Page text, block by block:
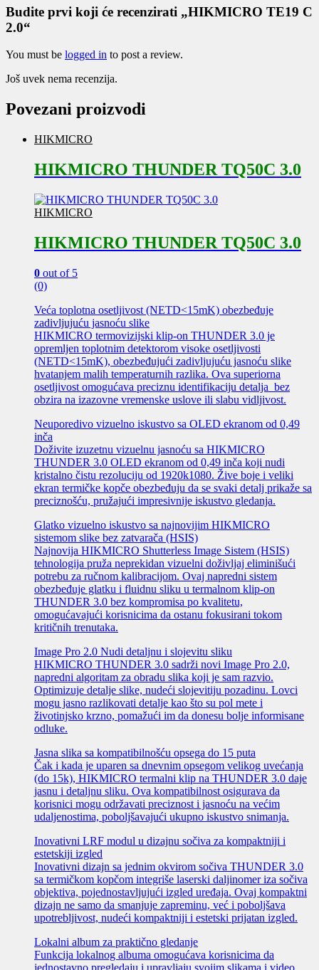
Budite prvi koji će recenzirati „HIKMICRO TE19 C
2.0“
You must be logged in to post a review.
Još uvek nema recenzija.
Povezani proizvodi
HIKMICRO
HIKMICRO THUNDER TQ50C 3.0
HIKMICRO
HIKMICRO THUNDER TQ50C 3.0
0 out of 5
(0)
Veća toplotna osetljivost (NETD<15mK) obezbeđuje
zadivljujuću jasnoću slike
HIKMICRO termovizijski klip-on THUNDER 3.0 je
opremljen toplotnim detektorom visoke osetljivosti
(NETD<15mK), obezbeđujući zadivljujuću jasnoću slike
hvatanjem malih temperaturnih razlika. Ova superiorna
osetljivost omogućava preciznu identifikaciju detalja bez
obzira na izazovne vremenske uslove ili slabu vidljivost.
Neuporedivo vizuelno iskustvo sa OLED ekranom od 0,49
inča
Doživite izuzetnu vizuelnu jasnoću sa HIKMICRO
THUNDER 3.0 OLED ekranom od 0,49 inča koji nudi
kristalno čistu rezoluciju od 1920k1080. Žive boje i veliki
ekran termičke kopče obezbeđuju da se svaki detalj prikaže sa
preciznošću, pružajući impresivnije iskustvo gledanja.
Glatko vizuelno iskustvo sa najnovijim HIKMICRO
sistemom slike bez zatvarača (HSIS)
Najnovija HIKMICRO Shutterless Image Sistem (HSIS)
tehnologija pruža neprekidan vizuelni doživljaj eliminišući
potrebu za ručnom kalibracijom. Ovaj napredni sistem
obezbeđuje glatku i fluidnu sliku u termalnom klip-on
THUNDER 3.0 bez kompromisa po kvalitetu,
omogućavajući korisnicima da ostanu fokusirani tokom
kritičnih trenutaka.
Image Pro 2.0 Nudi detaljnu i slojevitu sliku
HIKMICRO THUNDER 3.0 sadrži novi Image Pro 2.0,
napredni algoritam za obradu slika koji je sam razvio.
Optimizuje detalje slike, nudeći slojevitiju pozadinu. Lovci
mogu jasno razlikovati detalje kao što su pol mete i
životinjsko krzno, pomažući im da donesu bolje informisane
odluke.
Jasna slika sa kompatibilnošću opsega do 15 puta
Čak i kada je uparen sa dnevnim opsegom velikog uvećanja
(do 15k), HIKMICRO termalni klip na THUNDER 3.0 daje
jasnu i detaljnu sliku. Ova kompatibilnost osigurava da
korisnici mogu održavati preciznost i jasnoću na većim
udaljenostima, poboljšavajući ukupno iskustvo snimanja.
Inovativni LRF modul u dizajnu sočiva za kompaktniji i
estetskiji izgled
Inovativni dizajn sa jednim okvirom sočiva THUNDER 3.0
sa termičkom kopčom integriše laserski daljinomer iza sočiva
objektiva, pojednostavljujući izgled uređaja. Ovaj kompaktni
dizajn ne samo da smanjuje zapreminu, već i poboljšava
upotrebljivost, nudeći kompaktniji i estetski prijatan izgled.
Lokalni album za praktično gledanje
Funkcija lokalnog albuma omogućava korisnicima da
jednostavno pregledaju i upravljaju svojim slikama i video